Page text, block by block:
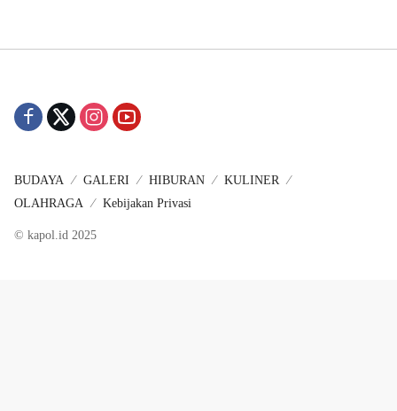
BUDAYA GALERI HIBURAN
KULINER
OLAHRAGA
Kebijakan Privasi
© kapol.id 2025